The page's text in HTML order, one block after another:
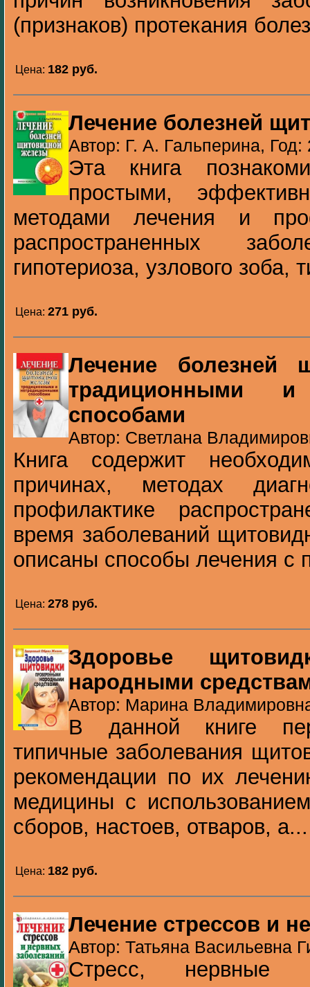
(признаков) протекания
Цена: 182 pуб.
Лечение болезней
Автор: Г. А. Гальперина, Год:
Эта книга
простыми,
методами лечения и
распространенных
гипотериоза, узлового зоба,
Цена: 271 pуб.
Лечение болезней
традиционными и
способами
Автор: Светлана
Книга содержит
причинах, методах
профилактике
время заболеваний
описаны способы лечения с
Цена: 278 pуб.
Здоровье
народными
Автор: Марина
В данной книге
типичные заболевания
рекомендации по их
медицины с
сборов, настоев, отваров, а...
Цена: 182 pуб.
Лечение стрессов и
Автор: Татьяна Васильевна
Стресс, нервные